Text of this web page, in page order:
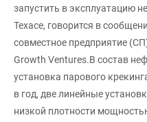
запустить в эксплуатацию
Техасе, говорится в
совместное предприятие
Growth Ventures.В состав
установка парового
в год, две линейные
низкой плотности